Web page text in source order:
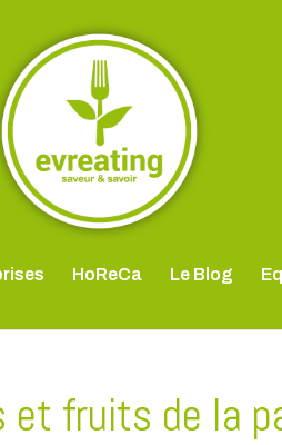
HoReCa Le Blog
et fruits de la